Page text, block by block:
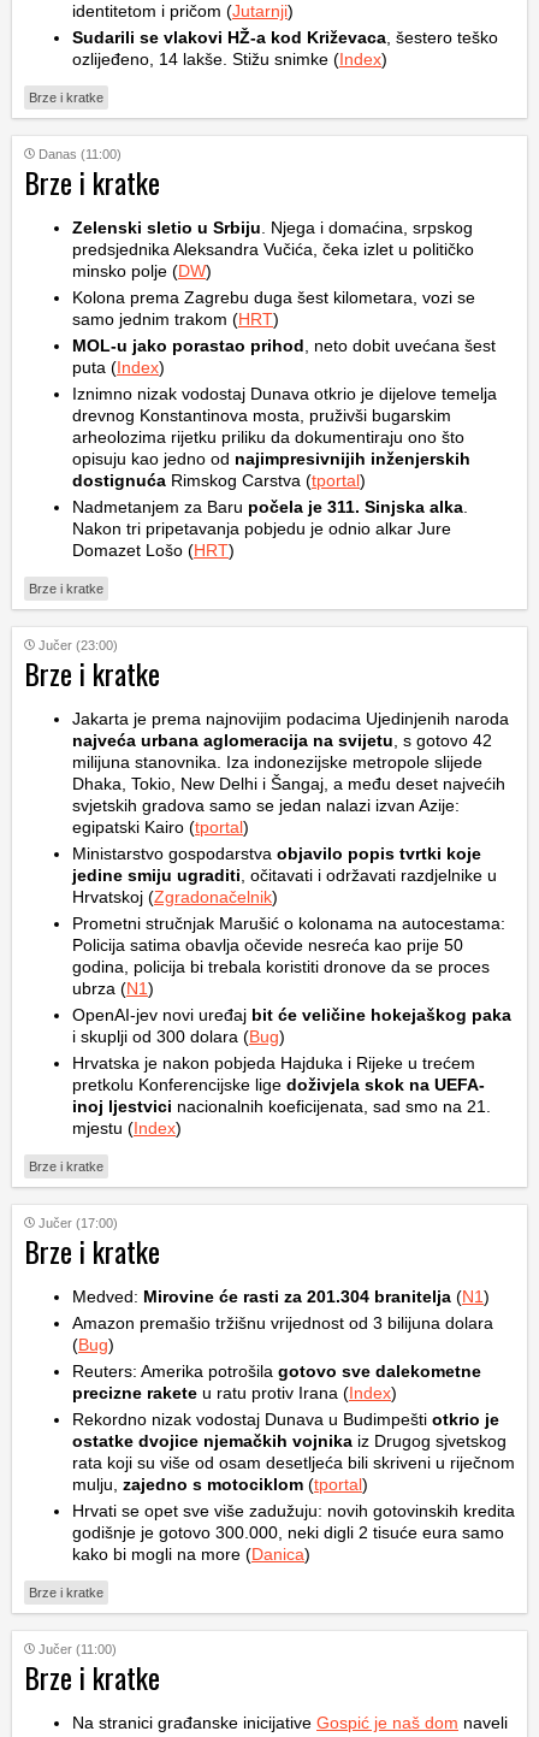
identitetom i pričom (Jutarnji)
Sudarili se vlakovi HŽ-a kod Križevaca , šestero teško
ozlijeđeno, 14 lakše. Stižu snimke (Index)
Brze i kratke
Danas (11:00)
Brze i kratke
Zelenski sletio u Srbiju . Njega i domaćina, srpskog
predsjednika Aleksandra Vučića, čeka izlet u političko
minsko polje (DW)
Kolona prema Zagrebu duga šest kilometara, vozi se
samo jednim trakom (HRT)
MOL-u jako porastao prihod , neto dobit uvećana šest
puta (Index)
Iznimno nizak vodostaj Dunava otkrio je dijelove temelja
drevnog Konstantinova mosta, pruživši bugarskim
arheolozima rijetku priliku da dokumentiraju ono što
opisuju kao jedno od najimpresivnijih inženjerskih
dostignuća Rimskog Carstva (tportal)
Nadmetanjem za Baru počela je 311. Sinjska alka
Nakon tri pripetavanja pobjedu je odnio alkar Jure
Domazet Lošo (HRT)
Brze i kratke
Jučer (23:00)
Brze i kratke
Jakarta je prema najnovijim podacima Ujedinjenih naroda
najveća urbana aglomeracija na svijetu , s gotovo 42
milijuna stanovnika. Iza indonezijske metropole slijede
Dhaka, Tokio, New Delhi i Šangaj, a među deset najvećih
svjetskih gradova samo se jedan nalazi izvan Azije:
egipatski Kairo (tportal)
Ministarstvo gospodarstva objavilo popis tvrtki koje
jedine smiju ugraditi , očitavati i održavati razdjelnike u
Hrvatskoj (Zgradonačelnik)
Prometni stručnjak Marušić o kolonama na autocestama:
Policija satima obavlja očevide nesreća kao prije 50
godina, policija bi trebala koristiti dronove da se proces
ubrza (N1)
OpenAI-jev novi uređaj bit će veličine hokejaškog paka
i skuplji od 300 dolara (Bug)
Hrvatska je nakon pobjeda Hajduka i Rijeke u trećem
pretkolu Konferencijske lige doživjela skok na UEFA-
inoj ljestvici nacionalnih koeficijenata, sad smo na 21.
mjestu (Index)
Brze i kratke
Jučer (17:00)
Brze i kratke
Medved: Mirovine će rasti za 201.304 branitelja (N1)
Amazon premašio tržišnu vrijednost od 3 bilijuna dolara
(Bug)
Reuters: Amerika potrošila gotovo sve dalekometne
precizne rakete u ratu protiv Irana (Index)
Rekordno nizak vodostaj Dunava u Budimpešti otkrio je
ostatke dvojice njemačkih vojnika iz Drugog sjvetskog
rata koji su više od osam desetljeća bili skriveni u riječnom
mulju, zajedno s motociklom (tportal)
Hrvati se opet sve više zadužuju: novih gotovinskih kredita
godišnje je gotovo 300.000, neki digli 2 tisuće eura samo
kako bi mogli na more (Danica)
Brze i kratke
Jučer (11:00)
Brze i kratke
Na stranici građanske inicijative Gospić je naš dom naveli